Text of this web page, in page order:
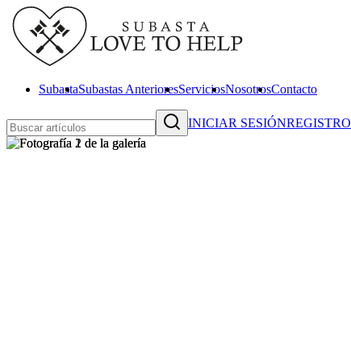
SubastaSubastas AnterioresServiciosNosotrosContacto
INICIAR SESIÓNREGISTRO